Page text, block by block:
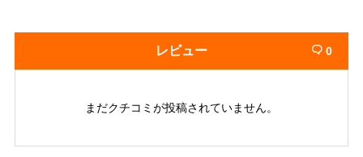
レビュー  0
まだクチコミが投稿されていません。